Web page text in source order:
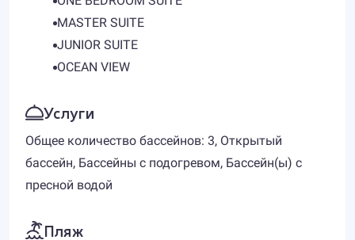
MASTER SUITE
JUNIOR SUITE
OCEAN VIEW
Услуги
Общее количество бассейнов: 3, Открытый
бассейн, Бассейны с подогревом, Бассейн(ы) с
пресной водой
Пляж